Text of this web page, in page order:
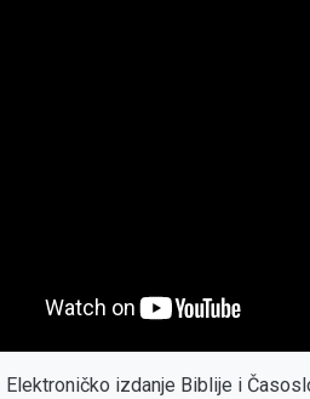
Elektroničko izdanje Biblije i